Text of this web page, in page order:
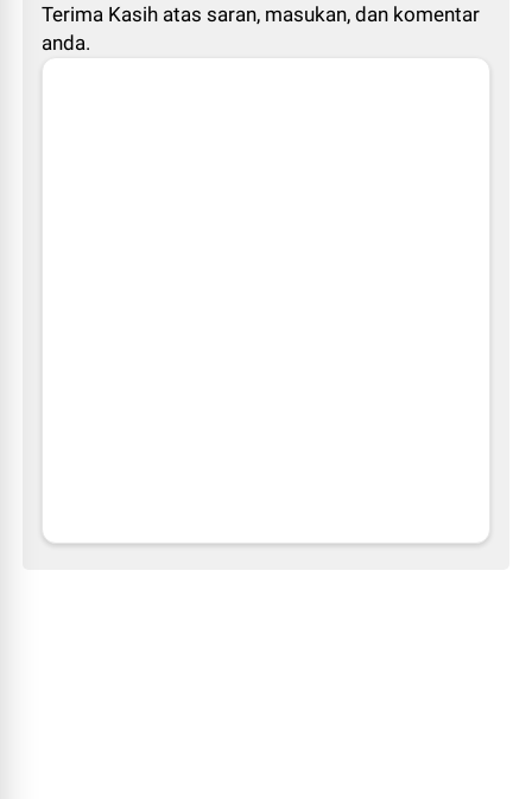
Terima Kasih atas saran, masukan, dan komentar
anda.